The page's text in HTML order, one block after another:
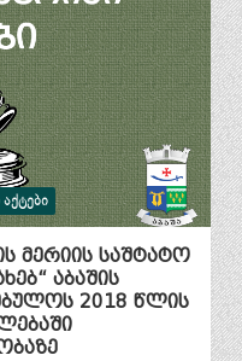
მერიის საშტატო
აბაშის
2018 წლის